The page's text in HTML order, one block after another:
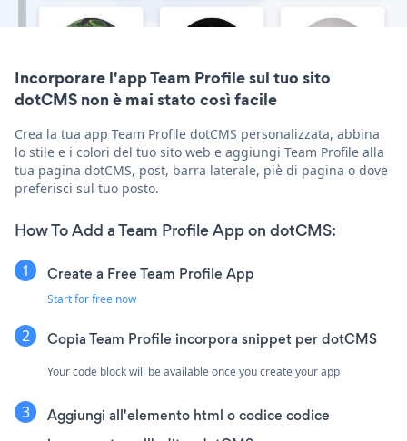
Incorporare l'app Team Profile sul tuo sito
dotCMS non è mai stato così facile
Crea la tua app Team Profile dotCMS personalizzata, abbina
lo stile e i colori del tuo sito web e aggiungi Team Profile alla
tua pagina dotCMS, post, barra laterale, piè di pagina o dove
preferisci sul tuo posto.
How To Add a Team Profile App on dotCMS:
Create a Free Team Profile App
Start for free now
Copia Team Profile incorpora snippet per dotCMS
Your code block will be available once you create your app
Aggiungi all'elemento html o codice codice